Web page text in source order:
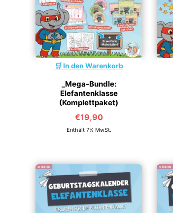
In den Warenkorb
_Mega-Bundle:
Elefantenklasse
(Komplettpaket)
€19,90
Enthält 7% MwSt.